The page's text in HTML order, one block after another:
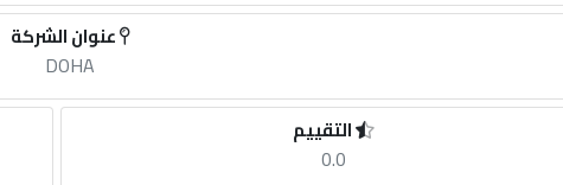
عنوان الشركة
DOHA
التقييم
0.0